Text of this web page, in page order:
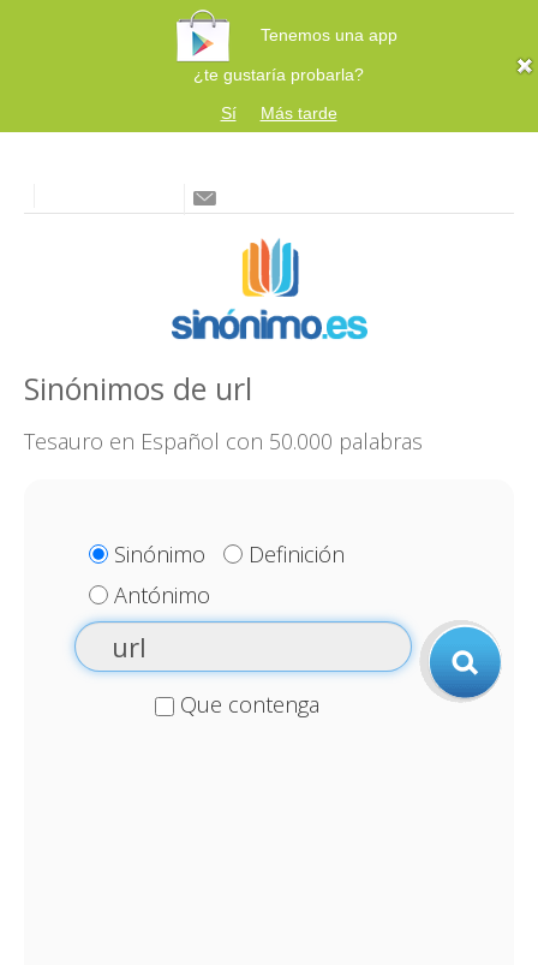
Tenemos una app
¿te gustaría probarla?
Sí
Más tarde
Sinónimos de url
Tesauro en Español con 50.000 palabras
Sinónimo
Definición
Antónimo
Que contenga